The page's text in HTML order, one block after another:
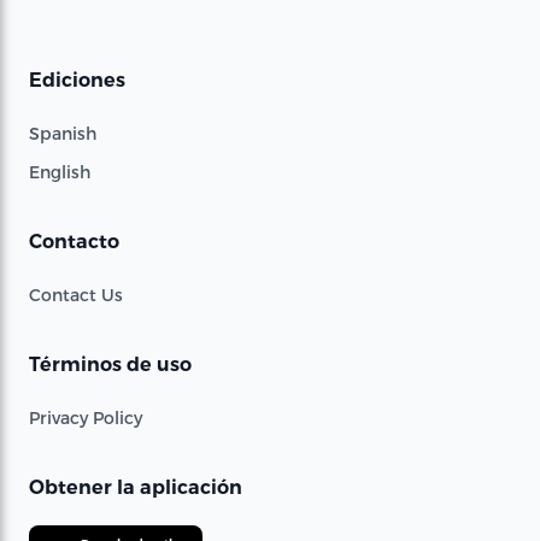
Ediciones
Spanish
English
Contacto
Contact Us
Términos de uso
Privacy Policy
Obtener la aplicación